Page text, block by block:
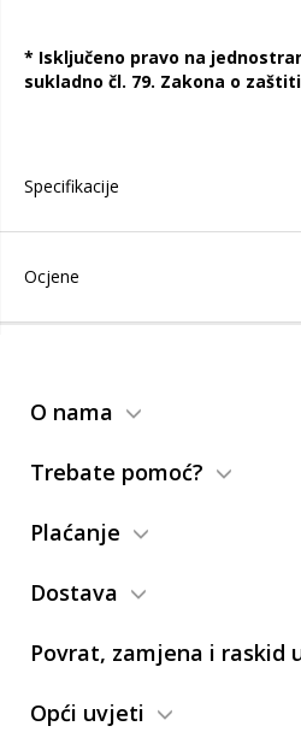
* Isključeno pravo na
sukladno čl. 79. Zakona o
Specifikacije
Ocjene
O nama
Trebate pomoć?
Plaćanje
Dostava
Povrat, zamjena i raskid
Opći uvjeti